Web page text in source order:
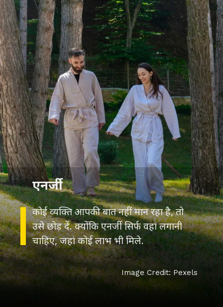
कोई व्यक्ति आपकी बात नहीं मान रहा है, तो
उसे छोड़ दें. क्योंकि एनर्जी सिर्फ वहां लगानी
चाहिए, जहां कोई लाभ भी मिले.
एनर्जी
Image Credit: Pexels